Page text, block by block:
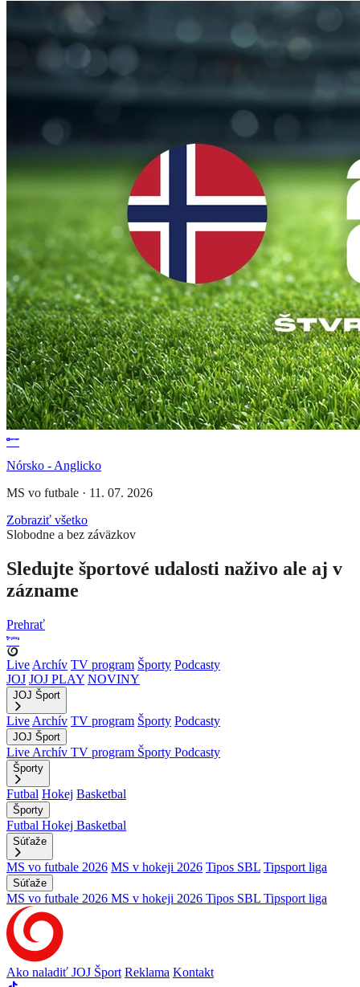
Nórsko - Anglicko
MS vo futbale · 11. 07. 2026
Zobraziť všetko
Slobodne a bez záväzkov
Sledujte športové udalosti naživo ale aj v
zázname
Prehrať
Live Archív TV program Športy Podcasty
JOJ JOJ PLAY NOVINY
JOJ Šport
Live Archív TV program Športy Podcasty
JOJ Šport
Live Archív TV program Športy Podcasty
Športy
Futbal Hokej Basketbal
Športy
Futbal Hokej Basketbal
Súťaže
MS vo futbale 2026 MS v hokeji 2026 Tipos SBL Tipsport liga
Súťaže
MS vo futbale 2026 MS v hokeji 2026 Tipos SBL Tipsport liga
Ako naladiť JOJ Šport Reklama Kontakt